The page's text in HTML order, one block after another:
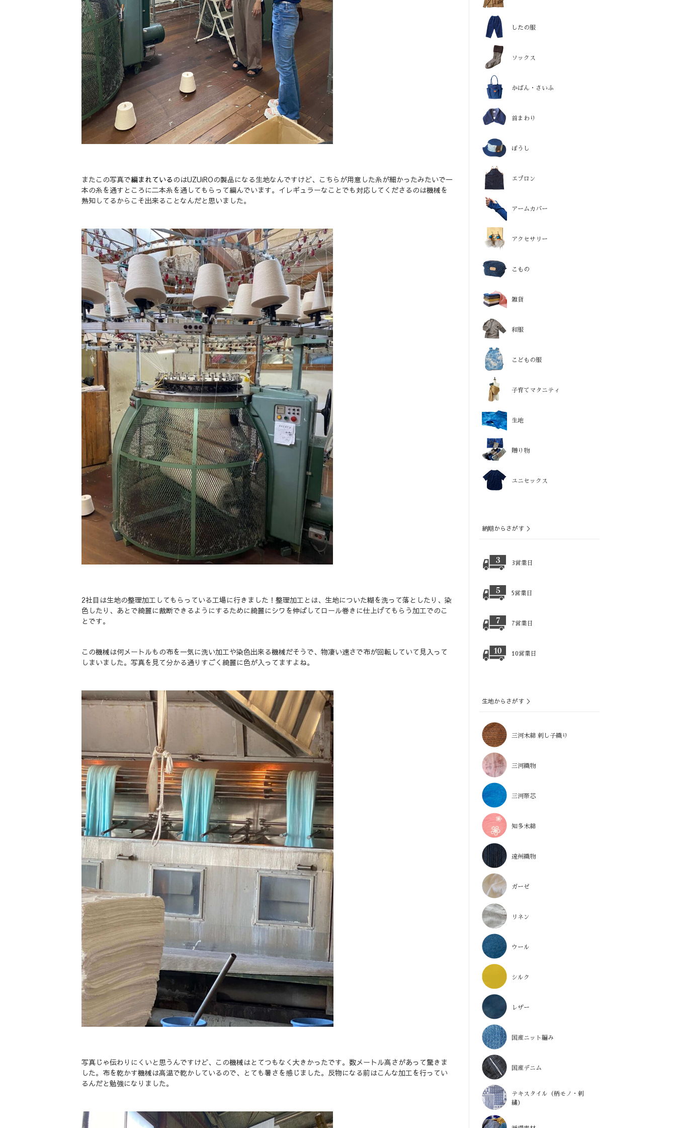
またこの写真で編まれている のはUZUiROの製品になる生地なんですけど、こちらが用意した糸が細かったみたいで一
本の糸を通すところに二本糸を通してもらって編んでいます。イレギュラーなことでも対応してくださるのは機械を
熟知してるからこそ出来ることなんだと思いました。
2社目は生地の整理加工してもらっている工場に行きました！整理加工とは、生地についた糊を洗って落としたり、染
色したり、あとで綺麗に裁断できるようにするために綺麗にシワを伸ばしてロール巻きに仕上げてもらう加工でのこ
とです。
この機械は何メートルもの布を一気に洗い加工や染色出来る機械だそうで、物凄い速さで布が回転していて見入って
しまいました。写真を見て分かる通りすごく綺麗に色が入ってますよね。
写真じゃ伝わりにくいと思うんですけど、この機械はとてつもなく大きかったです。数メートル高さがあって驚きま
した。布を乾かす機械は高温で乾かしているので、とても暑さを感じました。反物になる前はこんな加工を行ってい
るんだと勉強になりました。
したの服
ソックス
かばん・さいふ
首まわり
ぼうし
エプロン
アームカバー
アクセサリー
こもの
雑貨
和服
こどもの服
子育てマタニティ
生地
贈り物
ユニセックス
納期からさがす ＞
3営業日
5営業日
7営業日
10営業日
生地からさがす ＞
三河木綿 刺し子織り
三河織物
三河帯芯
知多木綿
遠州織物
ガーゼ
リネン
ウール
シルク
レザー
国産ニット編み
国産デニム
テキスタイル（柄モノ・刺
繍）